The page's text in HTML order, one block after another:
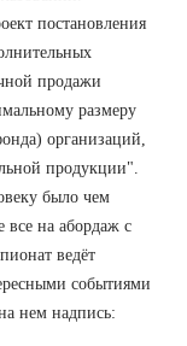
постановления
продажи
размеру
организаций,
продукции".
было чем
все на абордаж с
ведёт
событиями
нем надпись: